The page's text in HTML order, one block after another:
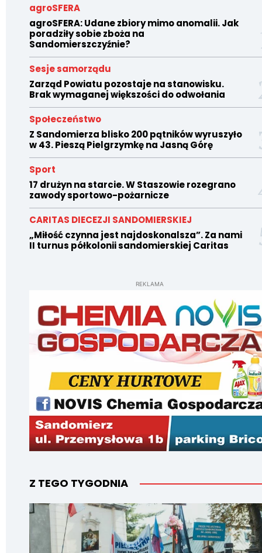
agroSFERA
agroSFERA: Udane zbiory mimo anomalii. Jak
poradziły sobie zboża na
Sandomierszczyźnie?
Sesje samorządu
Zarząd Powiatu pozostaje na stanowisku.
Brak wymaganej większości do odwołania
Społeczeństwo
Z Sandomierza blisko 200 pątników wyruszyło
w 43. Pieszą Pielgrzymkę na Jasną Górę
Sport
17 drużyn na starcie. W Staszowie rozegrano
zawody sportowo-pożarnicze
CARITAS DIECEZJI SANDOMIERSKIEJ
„Miłość czynna jest najdoskonalsza”. Za nami
II turnus półkolonii sandomierskiej Caritas
REKLAMA
Z TEGO TYGODNIA